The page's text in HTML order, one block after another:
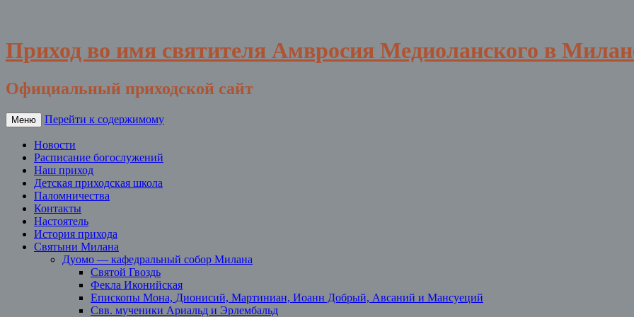
Приход во имя святителя Амвросия Медиоланского в
Официальный приходской сайт
Меню Перейти к содержимому
Новости
Расписание богослужений
Наш приход
Детская приходская школа
Паломничества
Контакты
Настоятель
История прихода
Святыни Милана
Дуомо — кафедральный собор Милана
Святой Гвоздь
Фекла Иконийская
Епископы Мона, Дионисий, Мартиниан, Иоанн Добрый, Авсаний и Мансуеций
Свв. мученики Ариальд и Эрлембальд